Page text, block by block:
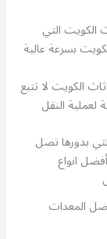
التي
بسرعة عالية
الكويت لا تتبع
لعملية النقل
بدورها تصل
انواع
المعدات